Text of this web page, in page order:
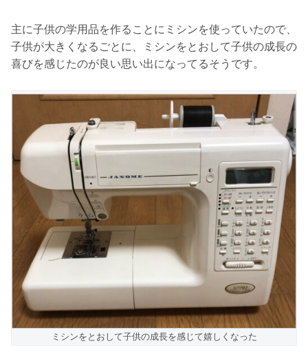
主に子供の学用品を作ることにミシンを使っていたので、
子供が大きくなるごとに、ミシンをとおして子供の成長の
喜びを感じたのが良い思い出になってるそうです。
ミシンをとおして子供の成長を感じて嬉しくなった